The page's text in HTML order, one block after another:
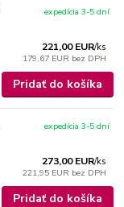
221,00 EUR/ks
179,67 EUR bez DPH
expedícia 3-5 dní
Pridať do košíka
273,00 EUR/ks
221,95 EUR bez DPH
expedícia 3-5 dní
Pridať do košíka